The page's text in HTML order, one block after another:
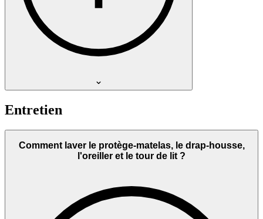
Entretien
Comment laver le protège-matelas, le drap-housse,
l'oreiller et le tour de lit ?